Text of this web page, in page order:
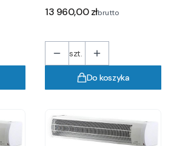
Cena
13 960,00 złbrutto
szt.
Do koszyka